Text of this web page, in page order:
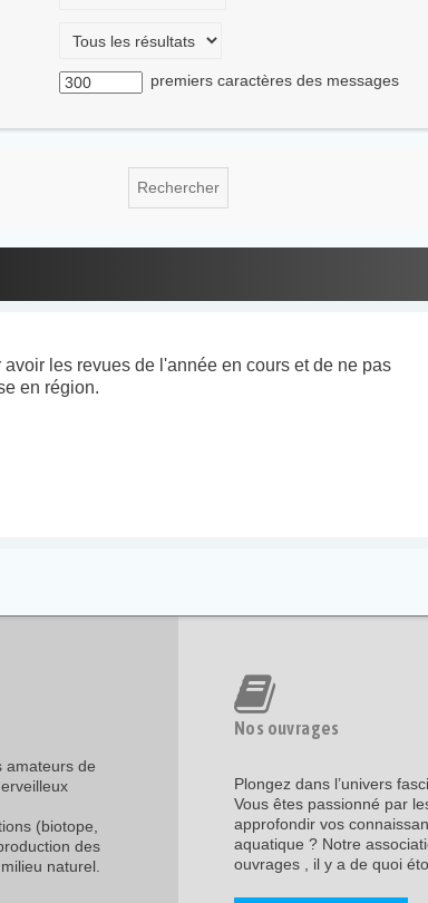
premiers caractères des messages
les revues de l'année en cours et de ne pas
en région.
amateurs de
(biotope,
des
naturel.
Nos ouvrages
Plongez dans l’univers
Vous êtes passionné par
approfondir vos
aquatique ? Notre
ouvrages , il y a de quoi